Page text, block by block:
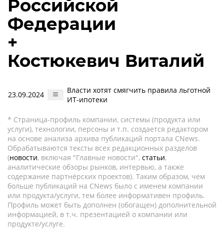
Российской
Федерации
+
Костюкевич Виталий
23.09.2024
Власти хотят смягчить правила льготной
ИТ-ипотеки
* Страница-профиль компании, системы (продукта или
услуги), технологии, персоны и т.п. создается редактором
на основе анализа архива публикаций портала CNews.
Обрабатываются тексты всех редакционных разделов
(новости, включая "Главные новости", статьи,
аналитические обзоры рынков, интервью, а также
содержание партнёрских проектов). Таким образом, чем
больше публикаций на CNews было с именем компании
или продукта/услуги, тем более информативен профиль.
Профиль может быть дополнен (обогащен) дополнительной
информацией, в т.ч. презентацией о компании или
продукте/услуге.